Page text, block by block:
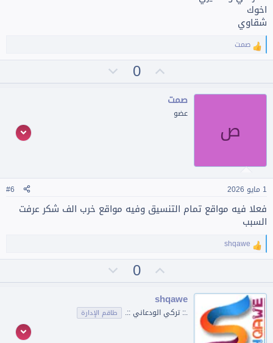
اخوك
شقاوي
ا
ل
ا
ع
صمت
أ 0 ص
ب
ي
ص
صمت
عضو
1 مايو 2026 #6
فعلا فيه مواقع تمام التنسيق وفيه مواقع خرب الف شكر عرفت
السبب
ا
ل
ا
ع
ل
ا
ت
:
shqawe
أ
ي
0 ص
ي
ت
shqawe
.:: تركي الودعاني ::. طاقم الإدارة